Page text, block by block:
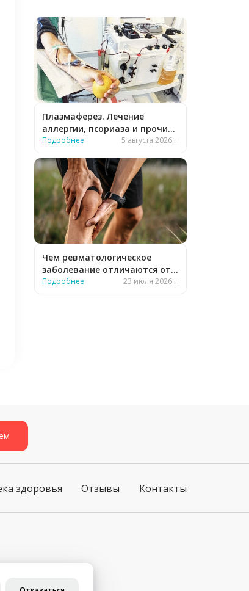
Плазмаферез. Лечение
аллергии, псориаза и прочих
заболеваний
Подробнее 5 августа 2026 г.
Чем ревматологическое
заболевание отличаются от
обычного?
Подробнее 23 июля 2026 г.
здоровья Отзывы Контакты
ГК РФ)